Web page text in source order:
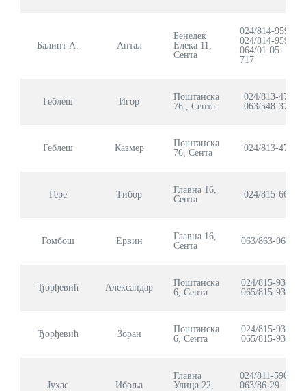
Српски
Балинт А. Антал
Бенедек
Елека 11,
Сента
024/814-959
024/814-959
064/01-05-
717
Геблеш Игор
Поштанска
76., Сента
024/813-478
063/548-375
Геблеш Казмер
Поштанска
76, Сента
024/813-478
Гере Тибор
Главна 16,
Сента
024/815-661
Гомбош Ервин
Главна 16,
Сента
063/863-0627
Ђорђевић Александар
Поштанска
6, Сента
024/815-935
065/815-9350
Ђорђевић Зоран
Поштанска
6, Сента
024/815-935
065/815-9351
Јухас Ибоља
Главна
Улица 22,
024/811-590
063/86-29-